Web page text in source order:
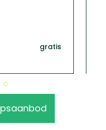
gratis